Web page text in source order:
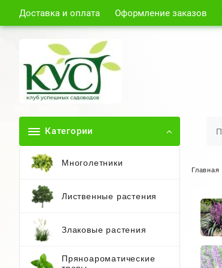
Доставка и оплата Оформление заказов
Категории
Многолетники
Лиственные растения
Злаковые растения
Пряноароматические
Главная